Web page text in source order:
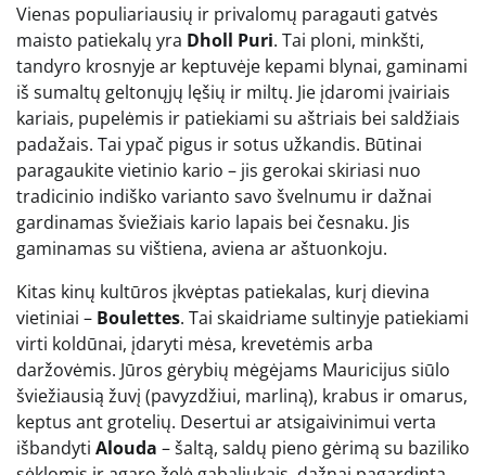
Vienas populiariausių ir privalomų paragauti gatvės
maisto patiekalų yra Dholl Puri. Tai ploni, minkšti,
tandyro krosnyje ar keptuvėje kepami blynai, gaminami
iš sumaltų geltonųjų lęšių ir miltų. Jie įdaromi įvairiais
kariais, pupelėmis ir patiekiami su aštriais bei saldžiais
padažais. Tai ypač pigus ir sotus užkandis. Būtinai
paragaukite vietinio kario – jis gerokai skiriasi nuo
tradicinio indiško varianto savo švelnumu ir dažnai
gardinamas šviežiais kario lapais bei česnaku. Jis
gaminamas su vištiena, aviena ar aštuonkoju.
Kitas kinų kultūros įkvėptas patiekalas, kurį dievina
vietiniai – Boulettes. Tai skaidriame sultinyje patiekiami
virti koldūnai, įdaryti mėsa, krevetėmis arba
daržovėmis. Jūros gėrybių mėgėjams Mauricijus siūlo
šviežiausią žuvį (pavyzdžiui, marliną), krabus ir omarus,
keptus ant grotelių. Desertui ar atsigaivinimui verta
išbandyti Alouda – šaltą, saldų pieno gėrimą su baziliko